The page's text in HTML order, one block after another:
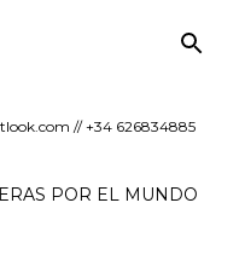
// +34 626834885
POR EL MUNDO